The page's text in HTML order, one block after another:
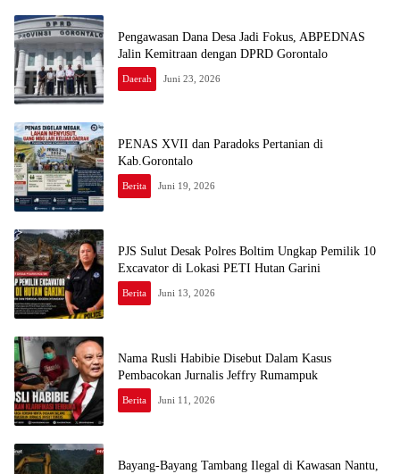
Pengawasan Dana Desa Jadi Fokus, ABPEDNAS
Jalin Kemitraan dengan DPRD Gorontalo
Daerah Juni 23, 2026
PENAS XVII dan Paradoks Pertanian di
Kab.Gorontalo
Berita Juni 19, 2026
PJS Sulut Desak Polres Boltim Ungkap Pemilik 10
Excavator di Lokasi PETI Hutan Garini
Berita Juni 13, 2026
Nama Rusli Habibie Disebut Dalam Kasus
Pembacokan Jurnalis Jeffry Rumampuk
Berita Juni 11, 2026
Bayang-Bayang Tambang Ilegal di Kawasan Nantu,